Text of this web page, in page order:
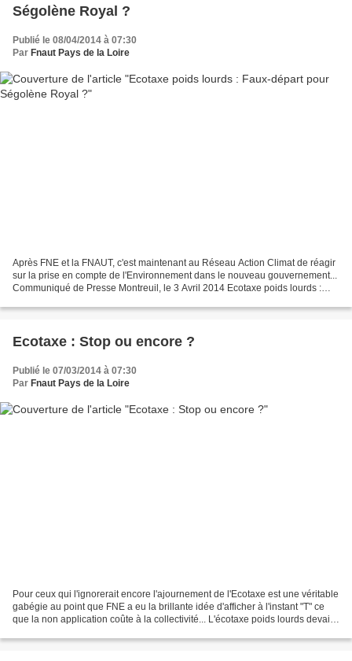
Ségolène Royal ?
Publié le 08/04/2014 à 07:30
Par Fnaut Pays de la Loire
Après FNE et la FNAUT, c'est maintenant au Réseau Action Climat de réagir
sur la prise en compte de l'Environnement dans le nouveau gouvernement...
Communiqué de Presse Montreuil, le 3 Avril 2014 Ecotaxe poids lourds :
Ecotaxe : Stop ou encore ?
Publié le 07/03/2014 à 07:30
Par Fnaut Pays de la Loire
Pour ceux qui l'ignorerait encore l'ajournement de l'Ecotaxe est une véritable
gabégie au point que FNE a eu la brillante idée d'afficher à l'instant "T" ce
que la non application coûte à la collectivité... L'écotaxe poids lourds devait